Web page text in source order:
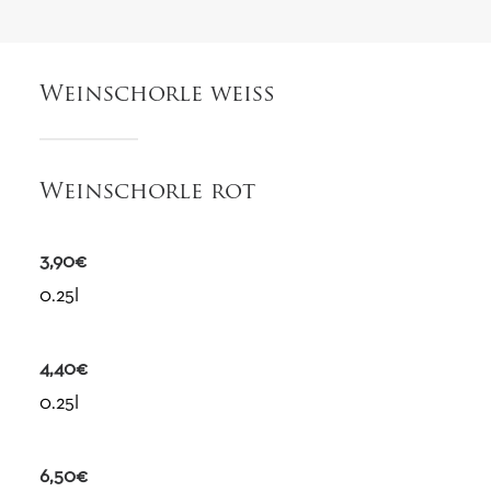
Weinschorle weiß
Weinschorle rot
3,90€
0.25l
4,40€
0.25l
6,50€